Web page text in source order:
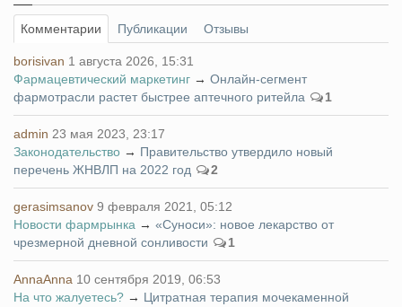
Комментарии Публикации Отзывы
borisivan 1 августа 2026, 15:31
Фармацевтический маркетинг → Онлайн-сегмент
фармотрасли растет быстрее аптечного ритейла
1
admin 23 мая 2023, 23:17
Законодательство → Правительство утвердило новый
перечень ЖНВЛП на 2022 год
2
gerasimsanov 9 февраля 2021, 05:12
Новости фармрынка → «Суноси»: новое лекарство от
чрезмерной дневной сонливости
1
AnnaAnna 10 сентября 2019, 06:53
На что жалуетесь? → Цитратная терапия мочекаменной